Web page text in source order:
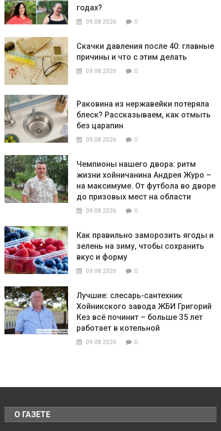
годах?
09.08.2026 0
Скачки давления после 40: главные
причины и что с этим делать
09.08.2026 0
Раковина из нержавейки потеряла
блеск? Рассказываем, как отмыть
без царапин
09.08.2026 0
Чемпионы нашего двора: ритм
жизни хойничанина Андрея Журо –
на максимуме. От футбола во дворе
до призовых мест на области
09.08.2026 0
Как правильно заморозить ягоды и
зелень на зиму, чтобы сохранить
вкус и форму
09.08.2026 0
Лучшие: слесарь-сантехник
Хойникского завода ЖБИ Григорий
Кез всё починит – больше 35 лет
работает в котельной
09.08.2026 0
О ГАЗЕТЕ